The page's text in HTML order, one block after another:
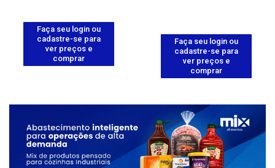
Faça seu login ou
cadastre-se para
ver preços e
comprar
Faça seu login ou
cadastre-se para
ver preços e
comprar